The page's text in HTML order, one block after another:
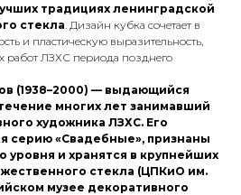
традициях ленинградской
стекла . Дизайн кубка сочетает в
и пластическую выразительность,
работ ЛЗХС периода позднего
(1938–2000) — выдающийся
многих лет занимавший
художника ЛЗХС. Его
серию «Свадебные», признаны
уровня и хранятся в крупнейших
стекла (ЦПКиО им.
музее декоративного